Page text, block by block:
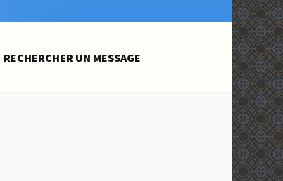
RECHERCHER UN MESSAGE